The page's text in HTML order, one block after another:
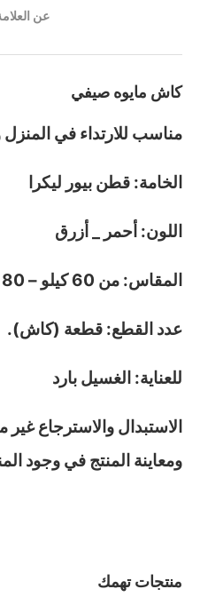
عن
كاش مايوه صيفي
مناسب للارتداء في المنزل
الخامة: قطن بيور ليكرا
اللون: أحمر _ أزرق
المقاس: من 60 كيلو – 80 كيلو
عدد القطع: قطعة (كاش).
للعناية: الغسيل بارد
الاستبدال والاسترجاع
ومعاينة المنتج في وجود
منتجات تهمك